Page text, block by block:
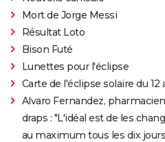
Mort de Jorge Messi
Résultat Loto
Bison Futé
Lunettes pour l'éclipse
Carte de l'éclipse solaire du 12
Alvaro Fernandez,
draps : "L'idéal est de les
au maximum tous les dix